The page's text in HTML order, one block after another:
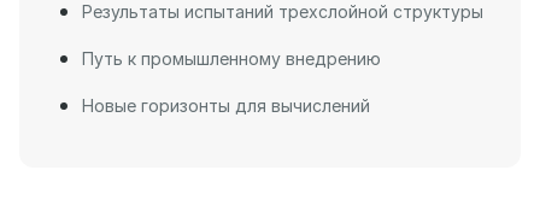
Результаты испытаний трехслойной структуры
Путь к промышленному внедрению
Новые горизонты для вычислений